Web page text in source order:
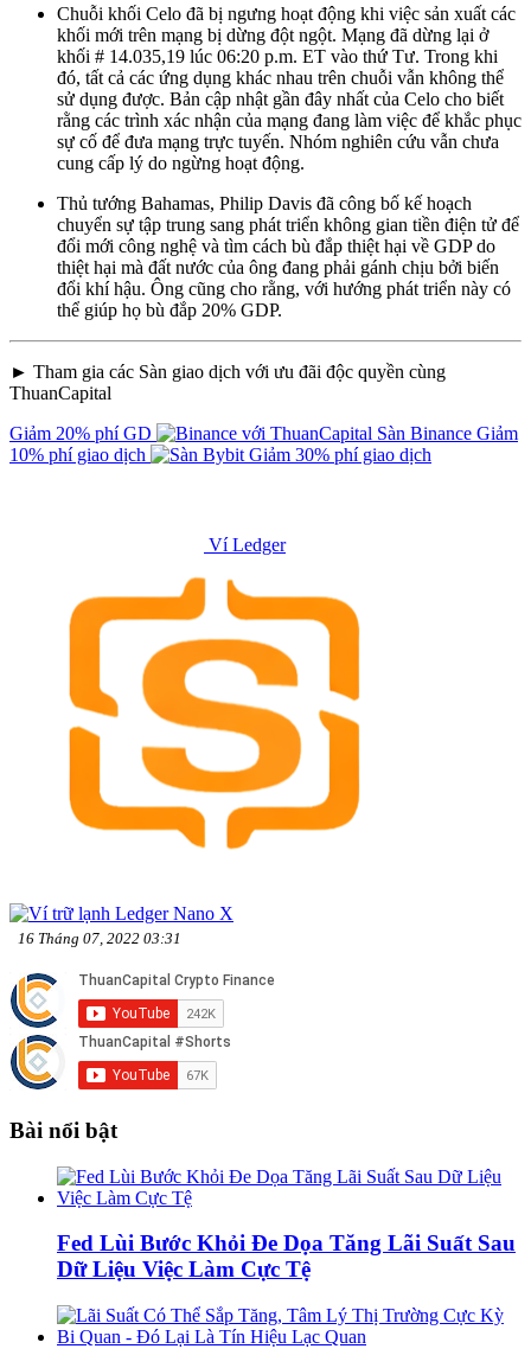
Chuỗi khối Celo đã bị ngưng hoạt động khi việc sản xuất các
khối mới trên mạng bị dừng đột ngột. Mạng đã dừng lại ở
khối # 14.035,19 lúc 06:20 p.m. ET vào thứ Tư. Trong khi
đó, tất cả các ứng dụng khác nhau trên chuỗi vẫn không thể
sử dụng được. Bản cập nhật gần đây nhất của Celo cho biết
rằng các trình xác nhận của mạng đang làm việc để khắc phục
sự cố để đưa mạng trực tuyến. Nhóm nghiên cứu vẫn chưa
cung cấp lý do ngừng hoạt động.
Thủ tướng Bahamas, Philip Davis đã công bố kế hoạch
chuyển sự tập trung sang phát triển không gian tiền điện tử để
đổi mới công nghệ và tìm cách bù đắp thiệt hại về GDP do
thiệt hại mà đất nước của ông đang phải gánh chịu bởi biến
đổi khí hậu. Ông cũng cho rằng, với hướng phát triển này có
thể giúp họ bù đắp 20% GDP.
► Tham gia các Sàn giao dịch với ưu đãi độc quyền cùng
ThuanCapital
Giảm 20% phí GD
Sàn Binance Giảm
10% phí giao dịch
Giảm 30% phí giao dịch
Ví Ledger
16 Tháng 07, 2022 03:31
Bài nổi bật
Fed Lùi Bước Khỏi Đe Dọa Tăng Lãi Suất Sau
Dữ Liệu Việc Làm Cực Tệ